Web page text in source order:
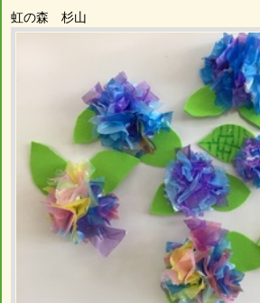
虹の森 杉山